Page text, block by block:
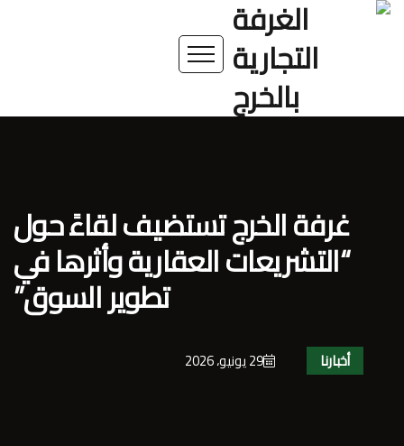
غرفة الخرج تستضيف لقاءً حول
“التشريعات العقارية وأثرها في
تطوير السوق”
أخبارنا 29 يونيو، 2026